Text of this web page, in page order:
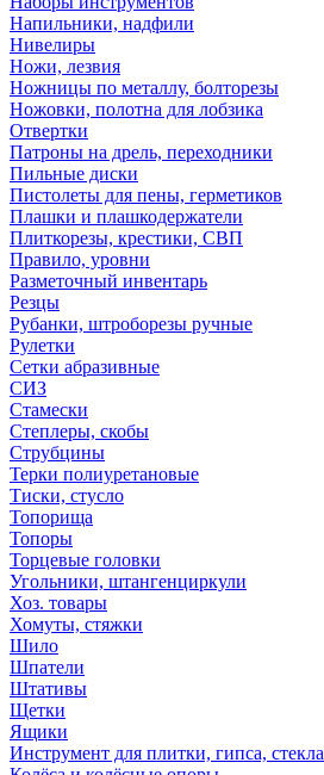
Напильники, надфили
Нивелиры
Ножи, лезвия
Ножницы по металлу, болторезы
Ножовки, полотна для лобзика
Отвертки
Патроны на дрель, переходники
Пильные диски
Пистолеты для пены, герметиков
Плашки и плашкодержатели
Плиткорезы, крестики, СВП
Правило, уровни
Разметочный инвентарь
Резцы
Рубанки, штроборезы ручные
Рулетки
Сетки абразивные
СИЗ
Стамески
Степлеры, скобы
Струбцины
Терки полиуретановые
Тиски, стусло
Топорища
Топоры
Торцевые головки
Угольники, штангенциркули
Хоз. товары
Хомуты, стяжки
Шило
Шпатели
Штативы
Щетки
Ящики
Инструмент для плитки, гипса, стекла